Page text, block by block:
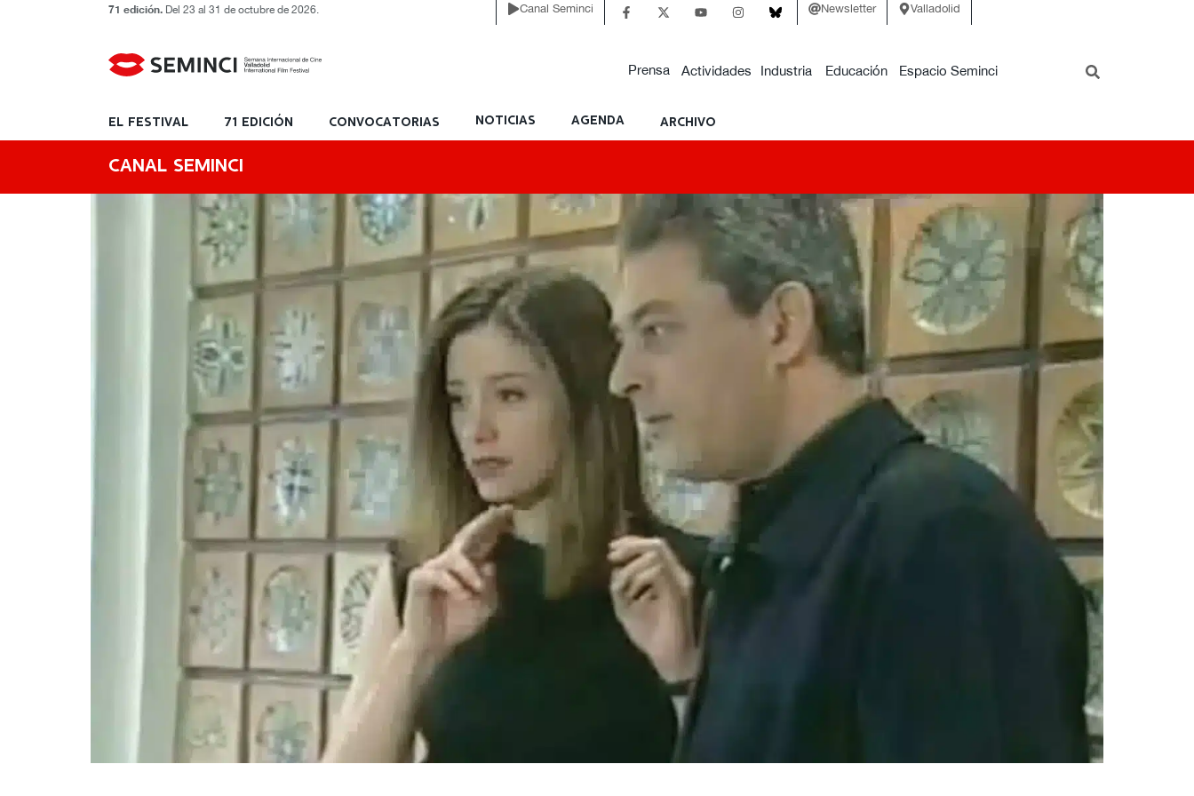
71 edición. Del 23 al 31 de octubre de 2026. Canal Seminci Newsletter Valladolid
Prensa Actividades Industria Educación Espacio Seminci
EL FESTIVAL 71 EDICIÓN CONVOCATORIAS NOTICIAS AGENDA ARCHIVO
CANAL SEMINCI